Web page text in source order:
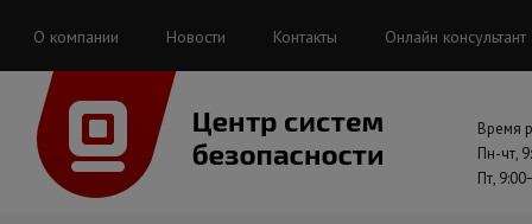
О компании Новости Контакты Онлайн консультант
Время
Пн-чт,
Пт,